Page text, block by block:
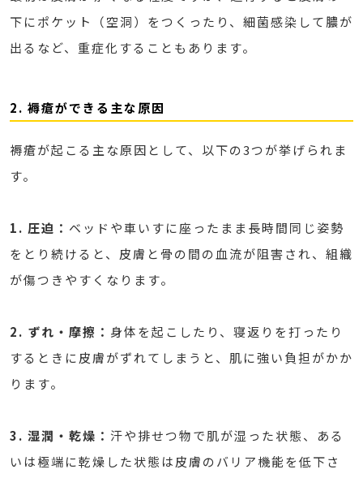
下にポケット（空洞）をつくったり、細菌感染して膿が
出るなど、重症化することもあります。
2. 褥瘡ができる主な原因
褥瘡が起こる主な原因として、以下の3つが挙げられま
す。
1. 圧迫： ベッドや車いすに座ったまま長時間同じ姿勢
をとり続けると、皮膚と骨の間の血流が阻害され、組織
が傷つきやすくなります。
2. ずれ・摩擦： 身体を起こしたり、寝返りを打ったり
するときに皮膚がずれてしまうと、肌に強い負担がかか
ります。
3. 湿潤・乾燥： 汗や排せつ物で肌が湿った状態、ある
いは極端に乾燥した状態は皮膚のバリア機能を低下さ